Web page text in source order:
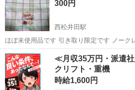
300円
西松井田駅
ほぼ未使用品です 引き取り限定です ノーク
いします。
群馬 高崎市 西松井田駅 バッグ
≪月収35万円・派遣
クリフト・重機
時給1,600円